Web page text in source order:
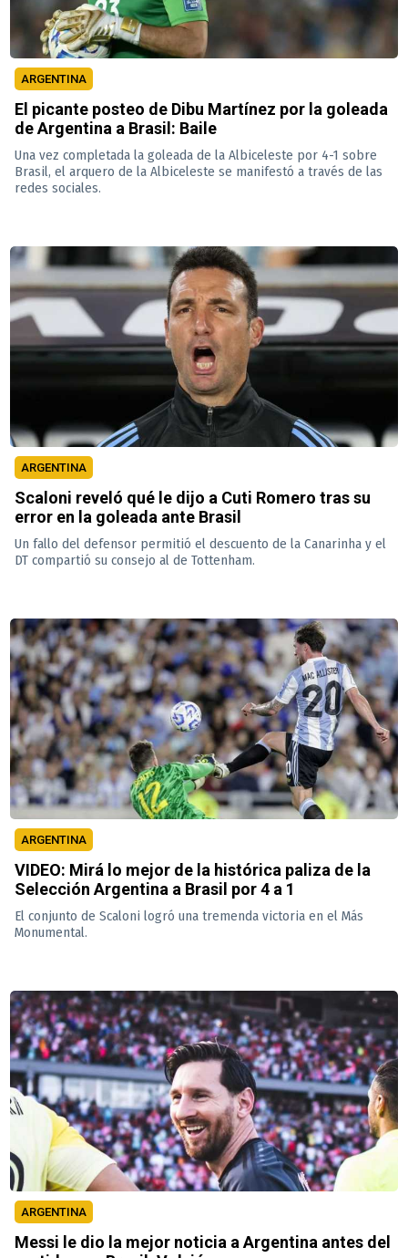
ARGENTINA
El picante posteo de Dibu Martínez por la goleada
de Argentina a Brasil: Baile
Una vez completada la goleada de la Albiceleste por 4-1 sobre
Brasil, el arquero de la Albiceleste se manifestó a través de las
redes sociales.
ARGENTINA
Scaloni reveló qué le dijo a Cuti Romero tras su
error en la goleada ante Brasil
Un fallo del defensor permitió el descuento de la Canarinha y el
DT compartió su consejo al de Tottenham.
ARGENTINA
VIDEO: Mirá lo mejor de la histórica paliza de la
Selección Argentina a Brasil por 4 a 1
El conjunto de Scaloni logró una tremenda victoria en el Más
Monumental.
ARGENTINA
Messi le dio la mejor noticia a Argentina antes del